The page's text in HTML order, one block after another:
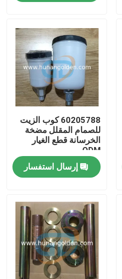
60205788 كوب الزيت
للصمام المقلل مضخة
الخرسانة قطع الغيار
ODM
إرسال استفسار